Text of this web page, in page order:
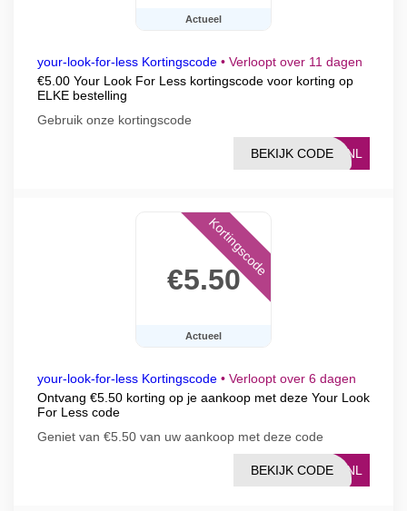
Actueel
your-look-for-less Kortingscode • Verloopt over 11 dagen
€5.00 Your Look For Less kortingscode voor korting op
ELKE bestelling
Gebruik onze kortingscode
20NL
BEKIJK CODE
€5.50
Actueel
Kortingscode
your-look-for-less Kortingscode • Verloopt over 6 dagen
Ontvang €5.50 korting op je aankoop met deze Your Look
For Less code
Geniet van €5.50 van uw aankoop met deze code
20NL
BEKIJK CODE